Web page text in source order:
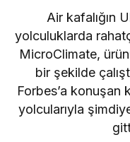
Air kafalığın
yolculuklarda
MicroClimate,
bir şekilde
Forbes’a konuşan
yolcularıyla